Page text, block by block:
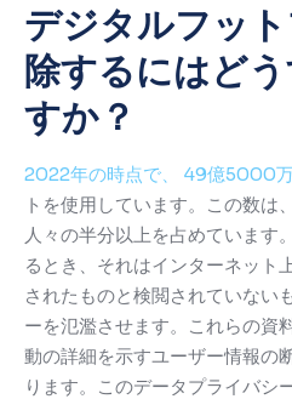
デジタルフッ
除するにはど
すか？
2022年の時点で、 49億5000
トを使用しています。
この数は
人々の半分以上を占めています。
るとき、それはインターネット
されたものと検閲されていない
ーを氾濫させます。
これらの資
動の詳細を示すユーザー情報の
ります。
このデータプライバシ